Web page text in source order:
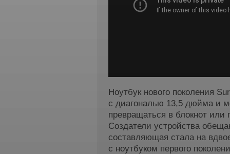
Ноутбук нового поколения
с диагональю 13,5 дюйма и
превращаться в блокнот
Создатели устройства
составляющая стала на
с ноутбуком первого